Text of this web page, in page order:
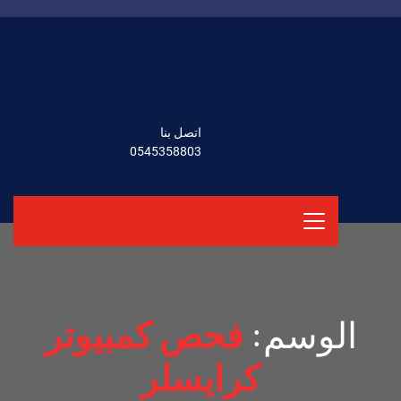
اتصل بنا
0545358803
الوسم: فحص كمبيوتر
كرايسلر